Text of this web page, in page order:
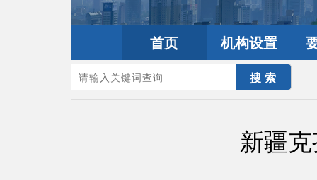
首页 机构设置
您的当前位置：首页>地震频道 新疆震讯
新疆